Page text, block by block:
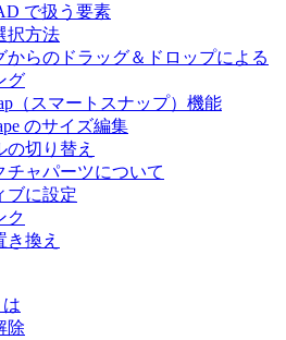
で扱う要素
択方法
からのドラッグ＆ドロップによる
グ
（スマートスナップ）機能
のサイズ編集
の切り替え
チャパーツについて
ブに設定
ク
き換え
除